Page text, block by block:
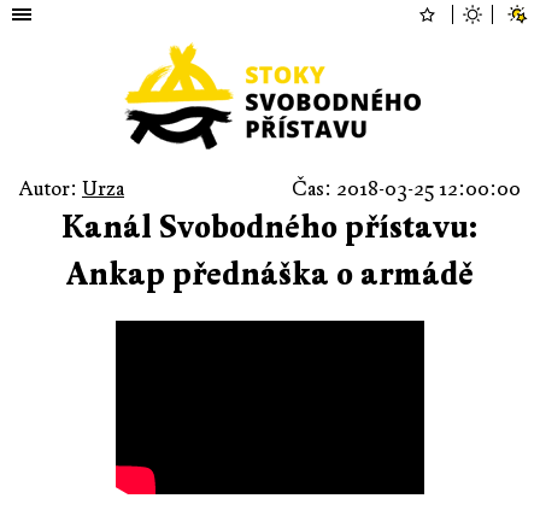
Autor: Urza Čas: 2018-03-25 12:00:00
Kanál Svobodného přístavu:
Ankap přednáška o armádě